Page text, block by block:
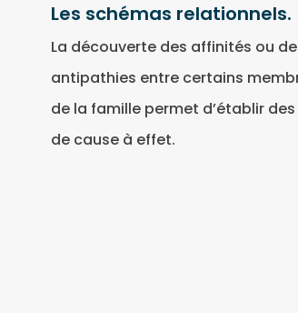
Les schémas relationnels.
La découverte des affinités ou
antipathies entre certains
de la famille permet d’établir des
de cause à effet.